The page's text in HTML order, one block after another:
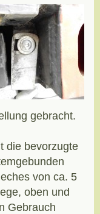
gebracht.
die bevorzugte
von ca. 5
oben und
Gebrauch